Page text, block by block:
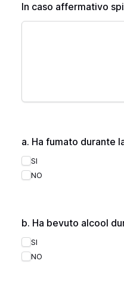
In caso affermativo
a. Ha fumato durante
SI
NO
b. Ha bevuto alcool
SI
NO